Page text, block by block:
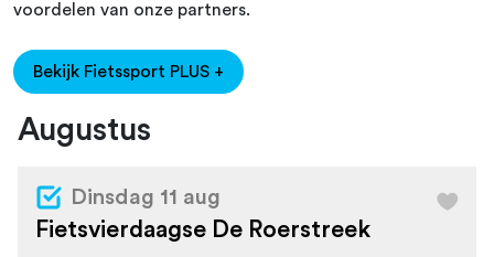
voordelen van onze partners.
Bekijk Fietssport PLUS +
Augustus
Dinsdag 11 aug
Fietsvierdaagse De Roerstreek